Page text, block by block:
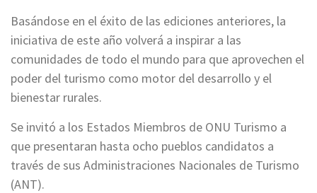
Basándose en el éxito de las ediciones anteriores, la
iniciativa de este año volverá a inspirar a las
comunidades de todo el mundo para que aprovechen el
poder del turismo como motor del desarrollo y el
bienestar rurales.
Se invitó a los Estados Miembros de ONU Turismo a
que presentaran hasta ocho pueblos candidatos a
través de sus Administraciones Nacionales de Turismo
(ANT).